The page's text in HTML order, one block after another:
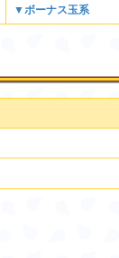
▼ボーナス玉系